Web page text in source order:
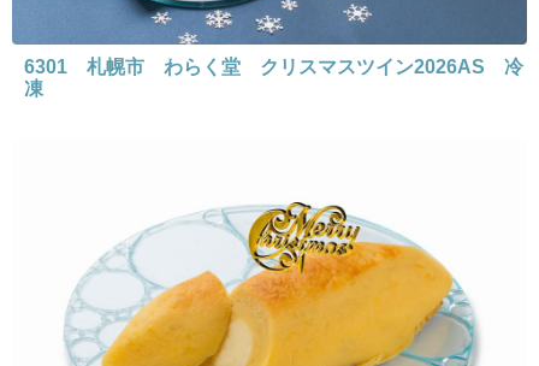
6301 札幌市 わらく堂 クリスマスツイン2026AS 冷
凍